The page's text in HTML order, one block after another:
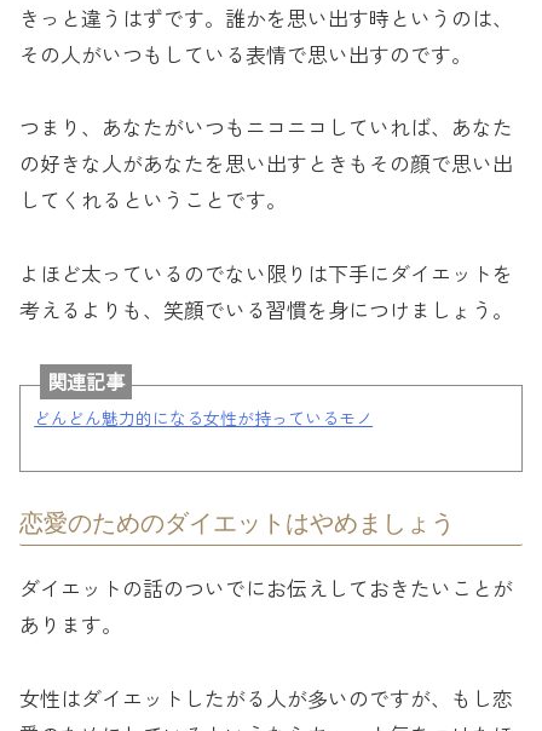
きっと違うはずです。誰かを思い出す時というのは、
その人がいつもしている表情で思い出すのです。
つまり、あなたがいつもニコニコしていれば、あなた
の好きな人があなたを思い出すときもその顔で思い出
してくれるということです。
よほど太っているのでない限りは下手にダイエットを
考えるよりも、笑顔でいる習慣を身につけましょう。
関連記事
どんどん魅力的になる女性が持っているモノ
恋愛のためのダイエットはやめましょう
ダイエットの話のついでにお伝えしておきたいことが
あります。
女性はダイエットしたがる人が多いのですが、もし恋